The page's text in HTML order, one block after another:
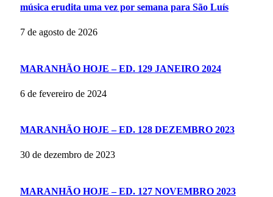
música erudita uma vez por semana para São Luís
7 de agosto de 2026
MARANHÃO HOJE – ED. 129 JANEIRO 2024
6 de fevereiro de 2024
MARANHÃO HOJE – ED. 128 DEZEMBRO 2023
30 de dezembro de 2023
MARANHÃO HOJE – ED. 127 NOVEMBRO 2023